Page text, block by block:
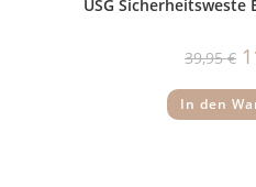
USG Sicherheitsweste
39,95€
In den